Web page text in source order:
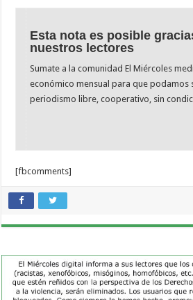
Esta nota es posible
nuestros lectores
Sumate a la comunidad El Miércoles
económico mensual para que podamos
periodismo libre, cooperativo, sin
[fbcomments]